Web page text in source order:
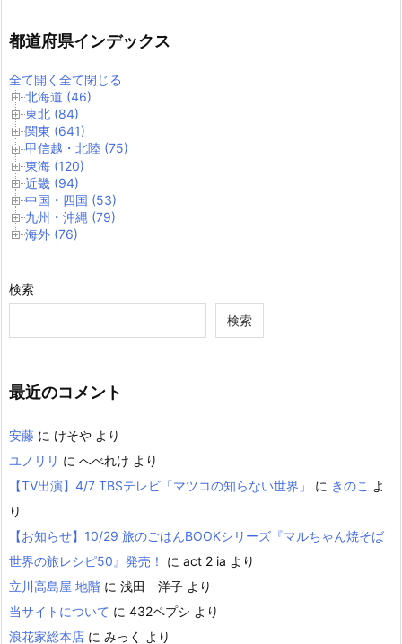
都道府県インデックス
全て開く 全て閉じる
北海道 (46)
東北 (84)
関東 (641)
甲信越・北陸 (75)
東海 (120)
近畿 (94)
中国・四国 (53)
九州・沖縄 (79)
海外 (76)
検索
検索
最近のコメント
安藤 に けそや より
ユノリリ に へべれけ より
【TV出演】4/7 TBSテレビ「マツコの知らない世界」
に きのこ よ
り
【お知らせ】10/29 旅のごはんBOOKシリーズ『マルちゃん焼そば
世界の旅レシピ50』発売！
に act 2 ia より
立川高島屋 地階 に 浅田 洋子 より
当サイトについて に 432ペプシ より
浪花家総本店 に みっく より